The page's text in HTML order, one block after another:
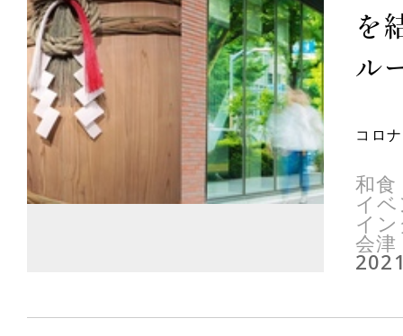
を
ル
コロ
和食
イ
イ
会津